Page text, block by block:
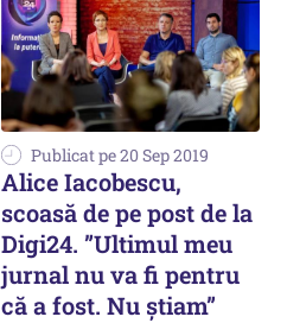
Publicat pe 20 Sep 2019
Alice Iacobescu,
scoasă de pe post de la
Digi24. ”Ultimul meu
jurnal nu va fi pentru
că a fost. Nu știam”